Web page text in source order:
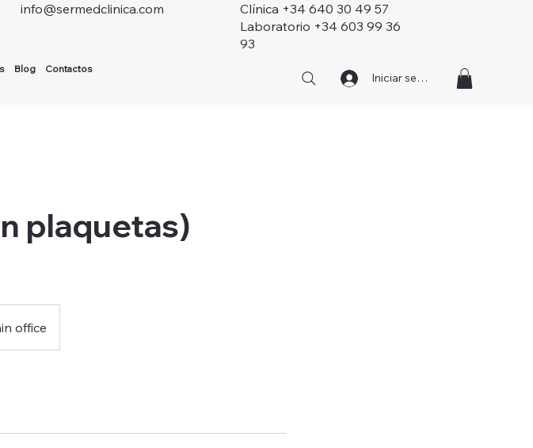
Blog Contactos
Iniciar sesión
info@sermedclinica.com
Clínica +34 640 30 49 57
Laboratorio +34 603 99 36
93
plaquetas)
office